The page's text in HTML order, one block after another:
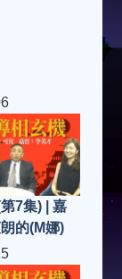
7集) | 嘉
的(M娜)